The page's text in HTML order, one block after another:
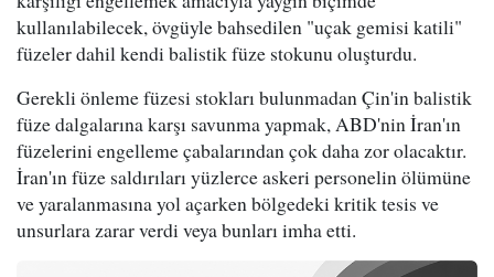
kullanılabilecek, övgüyle bahsedilen "uçak gemisi katili"
füzeler dahil kendi balistik füze stokunu oluşturdu.
Gerekli önleme füzesi stokları bulunmadan Çin'in balistik
füze dalgalarına karşı savunma yapmak, ABD'nin İran'ın
füzelerini engelleme çabalarından çok daha zor olacaktır.
İran'ın füze saldırıları yüzlerce askeri personelin ölümüne
ve yaralanmasına yol açarken bölgedeki kritik tesis ve
unsurlara zarar verdi veya bunları imha etti.